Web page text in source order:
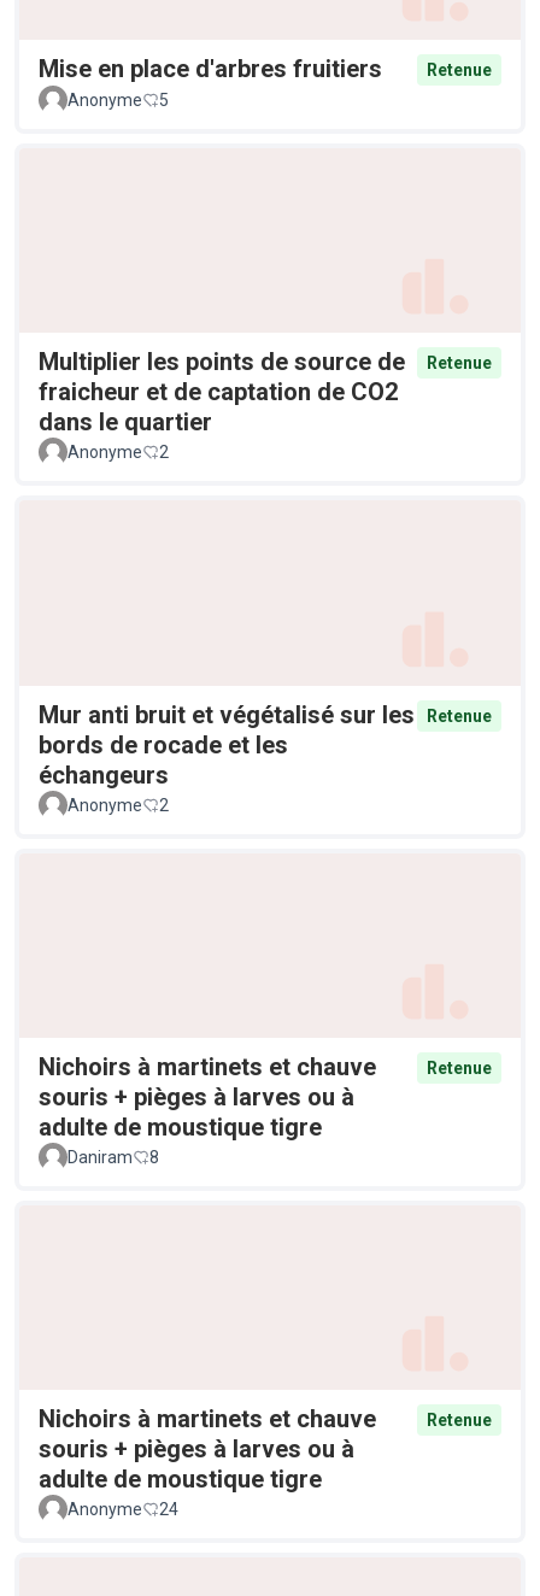
Mise en place d'arbres fruitiers
Retenue
Anonyme
5
Multiplier les points de source de
fraicheur et de captation de CO2
dans le quartier
Retenue
Anonyme 2
Mur anti bruit et végétalisé sur les
bords de rocade et les
échangeurs
Retenue
Anonyme 2
Nichoirs à martinets et chauve
souris + pièges à larves ou à
adulte de moustique tigre
Retenue
Daniram 8
Nichoirs à martinets et chauve
souris + pièges à larves ou à
adulte de moustique tigre
Retenue
Anonyme 24